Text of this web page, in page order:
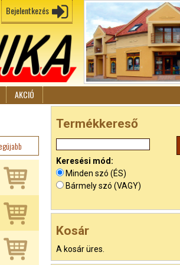
Bejelentkezés
AKCIÓ
Termékkereső
Keresési mód:
Minden szó (ÉS)
Bármely szó (VAGY)
Kosár
A kosár üres.